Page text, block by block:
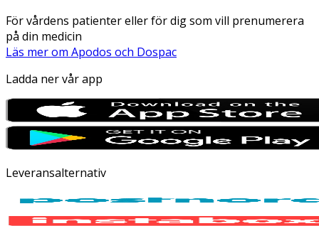
För vårdens patienter eller för dig som vill prenumerera
på din medicin
Läs mer om Apodos och Dospac
Ladda ner vår app
Leveransalternativ